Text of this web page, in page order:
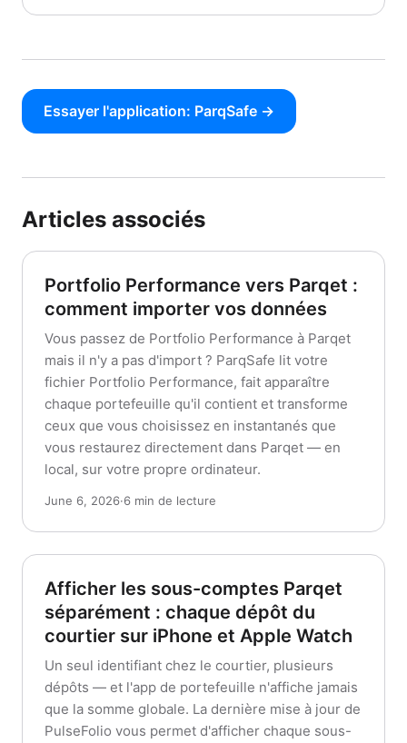
Essayer l'application: ParqSafe →
Articles associés
Portfolio Performance vers Parqet :
comment importer vos données
Vous passez de Portfolio Performance à Parqet
mais il n'y a pas d'import ? ParqSafe lit votre
fichier Portfolio Performance, fait apparaître
chaque portefeuille qu'il contient et transforme
ceux que vous choisissez en instantanés que
vous restaurez directement dans Parqet — en
local, sur votre propre ordinateur.
June 6, 2026·6 min de lecture
Afficher les sous-comptes Parqet
séparément : chaque dépôt du
courtier sur iPhone et Apple Watch
Un seul identifiant chez le courtier, plusieurs
dépôts — et l'app de portefeuille n'affiche jamais
que la somme globale. La dernière mise à jour de
PulseFolio vous permet d'afficher chaque sous-